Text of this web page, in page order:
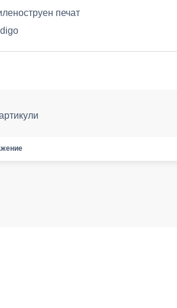
печат